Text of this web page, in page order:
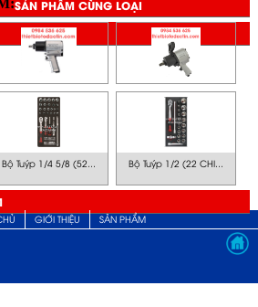
SẢN PHẨM CÙNG LOẠI
Bộ Tuýp 1/4 5/8 (52... Bộ Tuýp 1/2 (22 CHI...
GIỚI THIỆU SẢN PHẨM